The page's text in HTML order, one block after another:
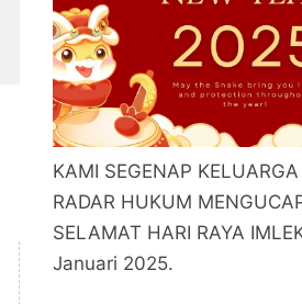
KAMI SEGENAP
RADAR HUKUM
SELAMAT HARI RAYA
Januari 2025.